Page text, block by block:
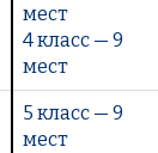
мест
4 класс — 9
мест
5 класс — 9
мест